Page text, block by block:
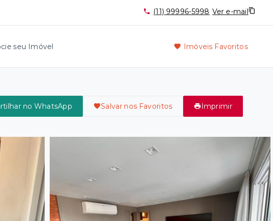
(11) 99996-5998 Ver e-mail
seu Imóvel Imóveis Favoritos
no WhatsApp Salvar nos Favoritos Imprimir